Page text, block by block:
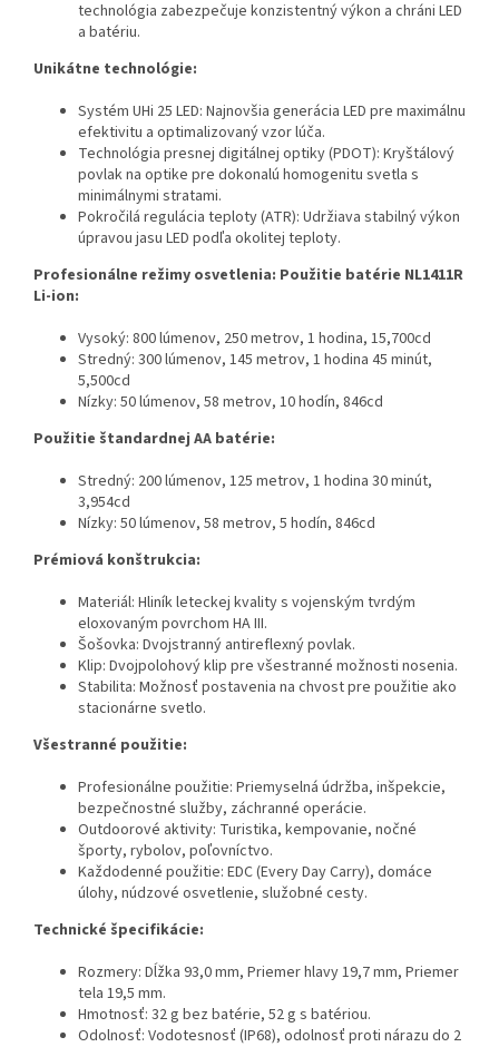
technológia zabezpečuje konzistentný výkon a chráni LED
a batériu.
Unikátne technológie:
Systém UHi 25 LED: Najnovšia generácia LED pre maximálnu
efektivitu a optimalizovaný vzor lúča.
Technológia presnej digitálnej optiky (PDOT): Kryštálový
povlak na optike pre dokonalú homogenitu svetla s
minimálnymi stratami.
Pokročilá regulácia teploty (ATR): Udržiava stabilný výkon
úpravou jasu LED podľa okolitej teploty.
Profesionálne režimy osvetlenia: Použitie batérie NL1411R
Li-ion:
Vysoký: 800 lúmenov, 250 metrov, 1 hodina, 15,700cd
Stredný: 300 lúmenov, 145 metrov, 1 hodina 45 minút,
5,500cd
Nízky: 50 lúmenov, 58 metrov, 10 hodín, 846cd
Použitie štandardnej AA batérie:
Stredný: 200 lúmenov, 125 metrov, 1 hodina 30 minút,
3,954cd
Nízky: 50 lúmenov, 58 metrov, 5 hodín, 846cd
Prémiová konštrukcia:
Materiál: Hliník leteckej kvality s vojenským tvrdým
eloxovaným povrchom HA III.
Šošovka: Dvojstranný antireflexný povlak.
Klip: Dvojpolohový klip pre všestranné možnosti nosenia.
Stabilita: Možnosť postavenia na chvost pre použitie ako
stacionárne svetlo.
Všestranné použitie:
Profesionálne použitie: Priemyselná údržba, inšpekcie,
bezpečnostné služby, záchranné operácie.
Outdoorové aktivity: Turistika, kempovanie, nočné
športy, rybolov, poľovníctvo.
Každodenné použitie: EDC (Every Day Carry), domáce
úlohy, núdzové osvetlenie, služobné cesty.
Technické špecifikácie:
Rozmery: Dĺžka 93,0 mm, Priemer hlavy 19,7 mm, Priemer
tela 19,5 mm.
Hmotnosť: 32 g bez batérie, 52 g s batériou.
Odolnosť: Vodotesnosť (IP68), odolnosť proti nárazu do 2